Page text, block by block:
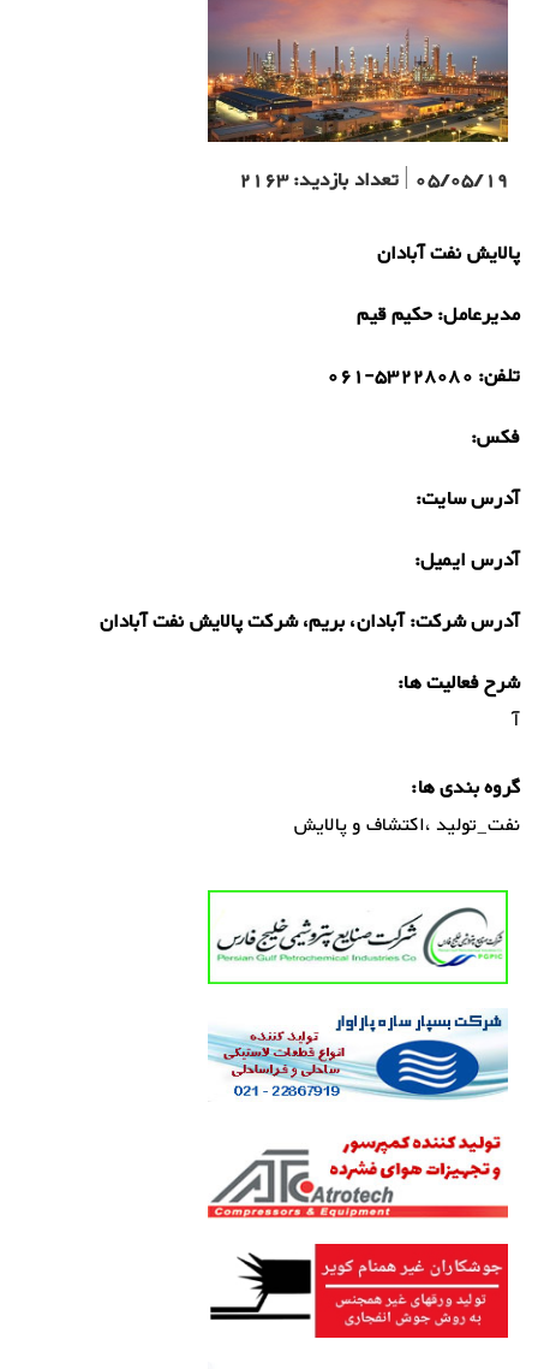
05/05/19
|تعداد بازدید:2163
پالایش نفت آبادان
مدیرعامل:حکیم قیم
تلفن: 061-53228080
فکس:
آدرس سایت:
آدرس ایمیل:
آدرس شرکت:آبادان، بریم، شرکت پالایش نفت آبادان
شرح فعالیت ها:
آ
گروه بندی ها:
نفت_تولید ،اکتشاف و پالایش